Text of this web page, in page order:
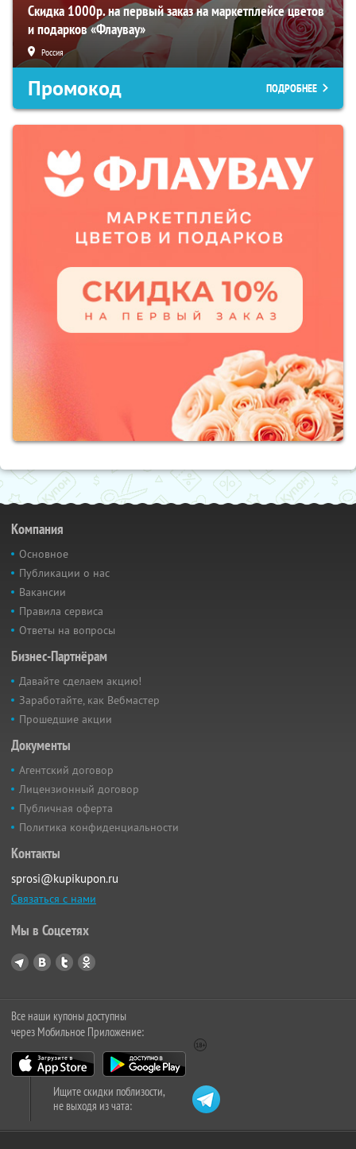
Скидка 1000р. на первый заказ на маркетплейсе цветов
и подарков «Флаувау»
Россия
Промокод ПОДРОБНЕЕ
Компания
Основное
Публикации о нас
Вакансии
Правила сервиса
Ответы на вопросы
Бизнес-Партнёрам
Давайте сделаем акцию!
Заработайте, как Вебмастер
Прошедшие акции
Документы
Агентский договор
Лицензионный договор
Публичная оферта
Политика конфиденциальности
Контакты
sprosi@kupikupon.ru
Связаться с нами
Мы в Соцсетях
Все наши купоны доступны
через Мобильное Приложение:
Ищите скидки поблизости,
не выходя из чата: